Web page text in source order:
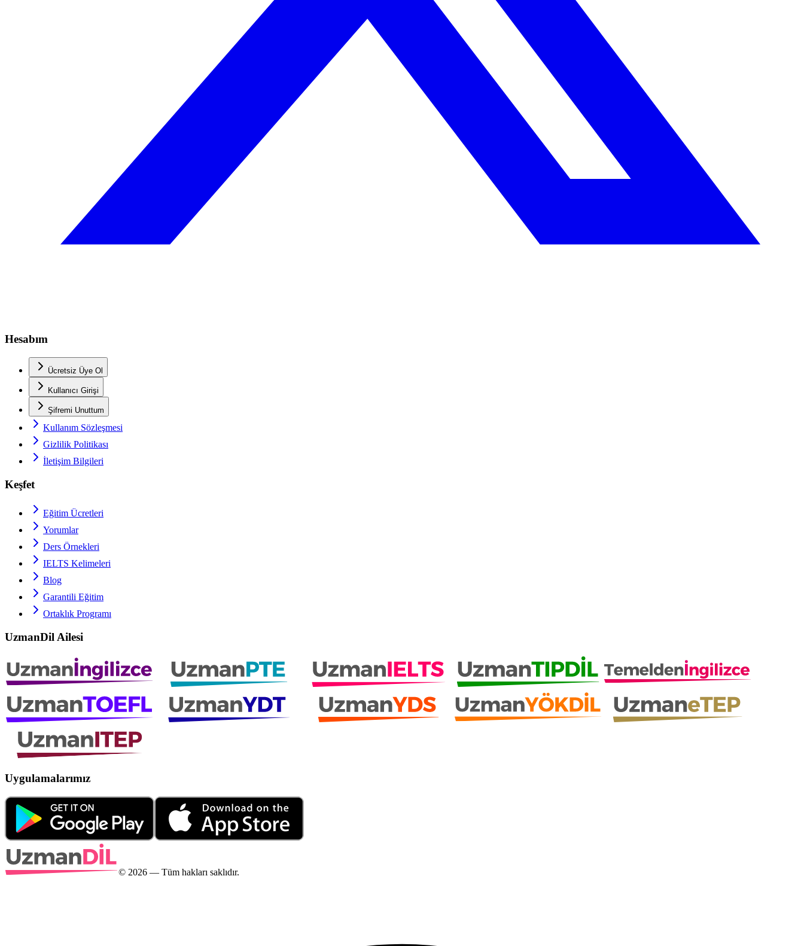
Hesabım
Ücretsiz Üye Ol
Kullanıcı Girişi
Şifremi Unuttum
Kullanım Sözleşmesi
Gizlilik Politikası
İletişim Bilgileri
Keşfet
Eğitim Ücretleri
Yorumlar
Ders Örnekleri
IELTS Kelimeleri
Blog
Garantili Eğitim
Ortaklık Programı
UzmanDil Ailesi
Uygulamalarımız
© 2026 — Tüm hakları saklıdır.